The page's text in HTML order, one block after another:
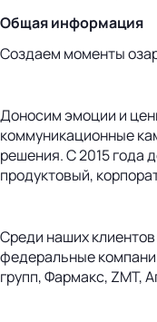
Общая информация
Создаем моменты
Доносим эмоции и
коммуникационные
решения. С 2015 года
продуктовый,
Среди наших
федеральные
групп, Фармакс, ZMT,